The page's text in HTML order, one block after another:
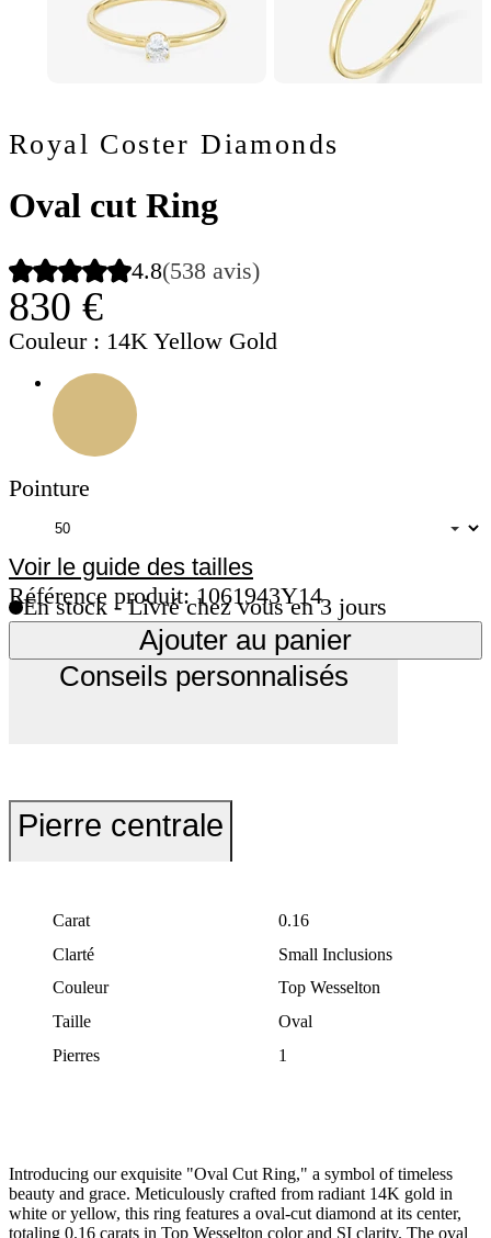
Royal Coster Diamonds
Oval cut Ring
4.8(538 avis)
830 €
Couleur : 14K Yellow Gold
Pointure
Voir le guide des tailles
Référence produit: 1061943Y14
En stock - Livré chez vous en 3 jours
Ajouter au panier
Conseils personnalisés
Pierre centrale
Carat
0.16
Clarté
Small Inclusions
Couleur
Top Wesselton
Taille
Oval
Pierres
1
Introducing our exquisite "Oval Cut Ring," a symbol of timeless
beauty and grace. Meticulously crafted from radiant 14K gold in
white or yellow, this ring features a oval-cut diamond at its center,
totaling 0.16 carats in Top Wesselton color and SI clarity. The oval